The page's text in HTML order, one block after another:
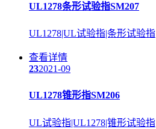
UL1278条形试验指SM207
UL1278|UL试验指|条形试验指
查看详情
232021-09
UL1278锥形指SM206
UL试验指|UL1278|锥形试验指